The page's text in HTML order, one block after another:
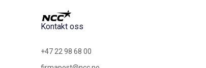
Kontakt oss
+47 22 98 68 00